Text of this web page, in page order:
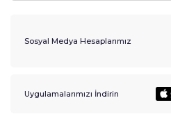
Sosyal Medya Hesaplarımız
Uygulamalarımızı İndirin